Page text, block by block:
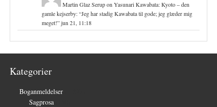
Martin Glaz Serupon Yasunari Kawabata: Kyoto – den
gamle kejserby: “Jeg har stadig Kawabata til gode; jeg glæder mig
meget!”jun 21, 11:18
Kategorier
Boganmeldelser
Sagprosa